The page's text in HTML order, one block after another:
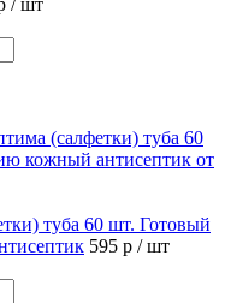
/ шт
туба 60 шт. Готовый
595 р / шт